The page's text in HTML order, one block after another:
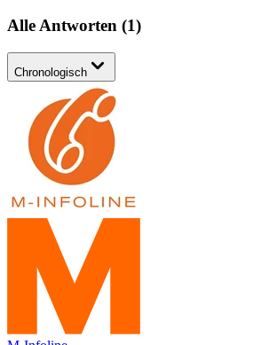
Alle Antworten (1)
Chronologisch